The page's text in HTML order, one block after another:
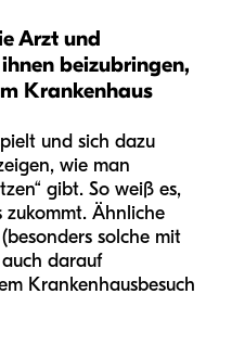
Arzt und
beizubringen,
Krankenhaus
und sich dazu
wie man
gibt. So weiß es,
zukommt. Ähnliche
solche mit
darauf
Krankenhausbesuch